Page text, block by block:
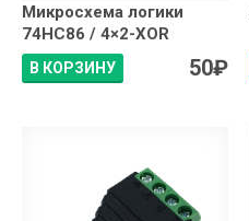
Микросхема логики
74HC86 / 4×2-XOR
В КОРЗИНУ 50₽